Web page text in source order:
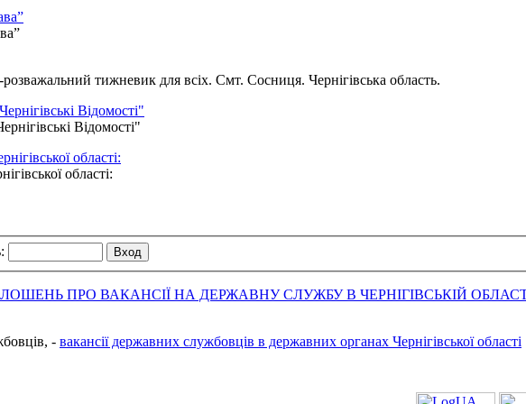
тижневик для всіх. Смт. Сосниця. Чернігівська область.
Відомості"
Відомості"
області:
області:
ПРО ВАКАНСІЇ НА ДЕРЖАВНУ СЛУЖБУ В ЧЕРНІГІВСЬКІЙ
- вакансії державних службовців в державних органах Чернігівської області